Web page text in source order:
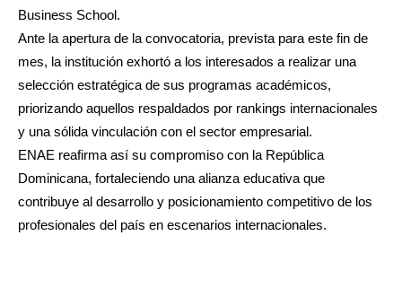
Business School.
Ante la apertura de la convocatoria, prevista para este fin de
mes, la institución exhortó a los interesados a realizar una
selección estratégica de sus programas académicos,
priorizando aquellos respaldados por rankings internacionales
y una sólida vinculación con el sector empresarial.
ENAE reafirma así su compromiso con la República
Dominicana, fortaleciendo una alianza educativa que
contribuye al desarrollo y posicionamiento competitivo de los
profesionales del país en escenarios internacionales.